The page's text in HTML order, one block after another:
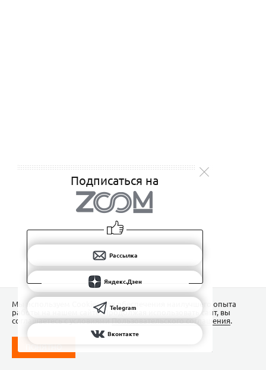
Подписаться на
Рассылка
Яндекс.Дзен
Telegram
Вконтакте
Мы используем Сookies для обеспечения наилучшего опыта
работы на нашем сайте. Продолжая использовать сайт, вы
соглашаетесь с условиямиПользовательского соглашения.
ПОНЯТНО